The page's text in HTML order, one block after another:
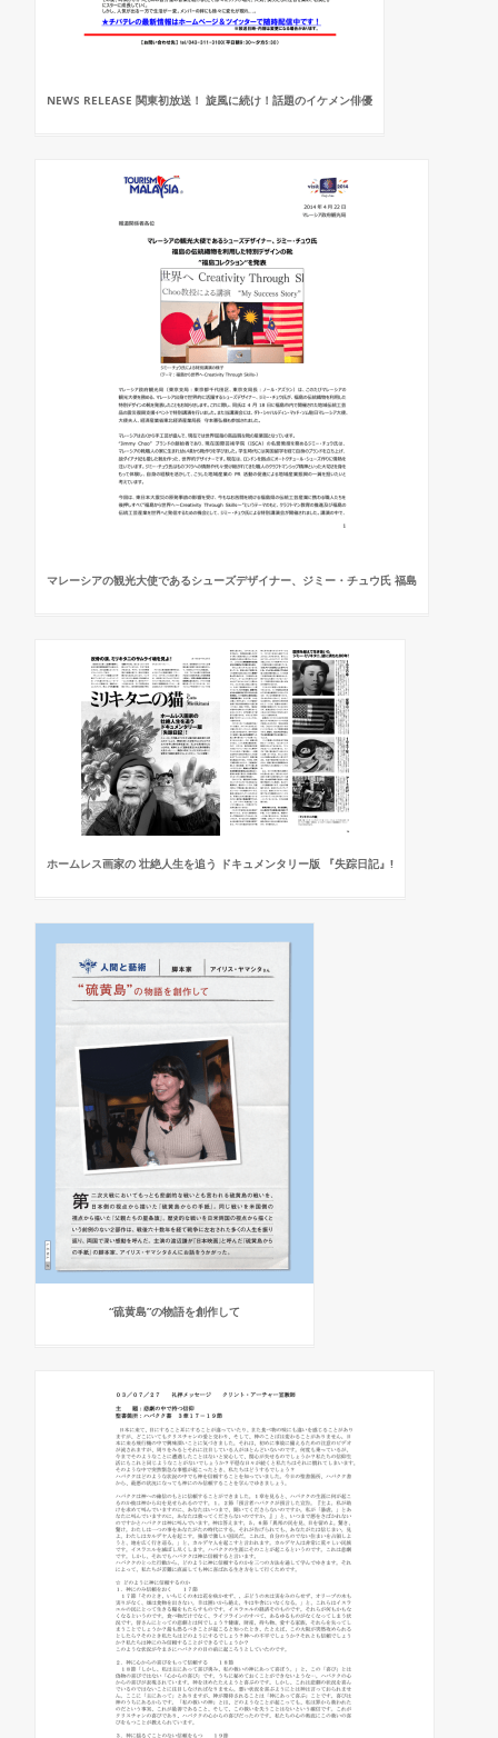
NEWS RELEASE 関東初放送！ 旋風に続け！話題のイケメン俳優
マレーシアの観光大使であるシューズデザイナー、ジミー・チュウ氏 福島
ホームレス画家の 壮絶人生を追う ドキュメンタリー版 『失踪日記』!
“硫黄島”の物語を創作して